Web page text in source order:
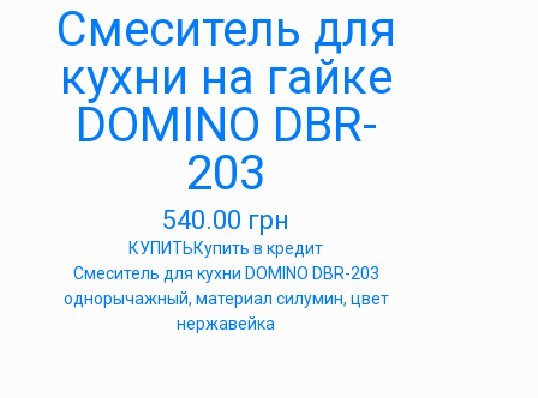
Cмеситель для
кухни на гайке
DOMINO DBR-
203
540.00 грн
КУПИТЬКупить в кредит
Cмеситель для кухни DOMINO DBR-203
однорычажный, материал силумин, цвет
нержавейка